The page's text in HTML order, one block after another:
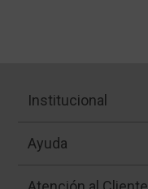
Institucional
Ayuda